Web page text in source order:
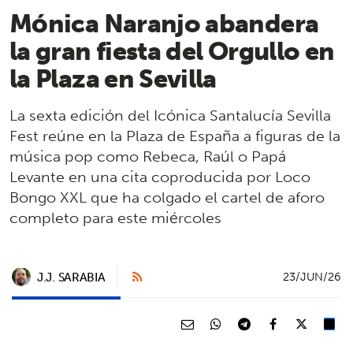
Mónica Naranjo abandera
la gran fiesta del Orgullo en
la Plaza en Sevilla
La sexta edición del Icónica Santalucía Sevilla
Fest reúne en la Plaza de España a figuras de la
música pop como Rebeca, Raúl o Papá
Levante en una cita coproducida por Loco
Bongo XXL que ha colgado el cartel de aforo
completo para este miércoles
J.J. SARABIA 23/JUN/26